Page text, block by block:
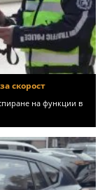
скорост
на функции в